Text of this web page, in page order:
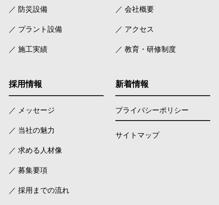
／ 防災設備
／ プラント設備
／ 施工実績
／ 会社概要
／ アクセス
／ 教育・研修制度
採用情報
／ メッセージ
／ 当社の魅力
／ 求める人材像
／ 募集要項
／ 採用までの流れ
新着情報
プライバシーポリシー
サイトマップ